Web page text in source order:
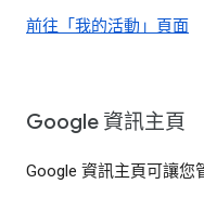
前往「我的活動」頁面
Google 資訊主頁
Google 資訊主頁可讓您